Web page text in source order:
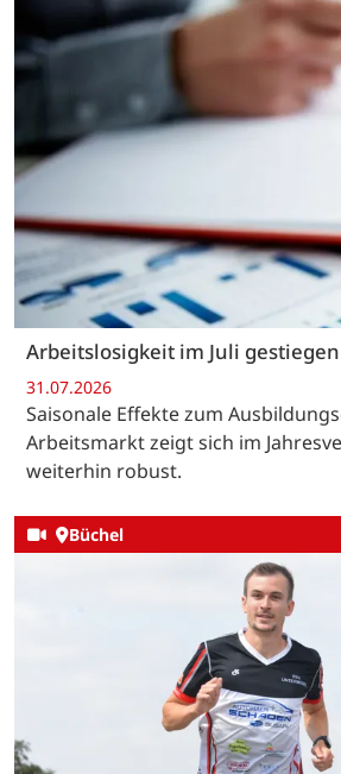
Arbeitslosigkeit im Juli gestiegen
31.07.2026
Saisonale Effekte zum
Arbeitsmarkt zeigt sich im
weiterhin robust.
Büchel